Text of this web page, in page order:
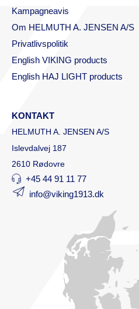
Kampagneavis
Om HELMUTH A. JENSEN A/S
Privatlivspolitik
English VIKING products
English HAJ LIGHT products
KONTAKT
HELMUTH A. JENSEN A/S
Islevdalvej 187
2610 Rødovre
+45 44 91 11 77
info@viking1913.dk